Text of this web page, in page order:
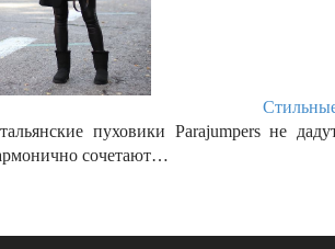
пуховики Parajumpers не
сочетают…